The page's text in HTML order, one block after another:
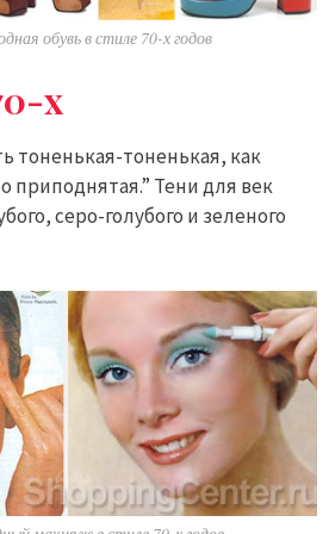
обувь в стиле 70-х годов
х
тоненькая-тоненькая, как
приподнятая.” Тени для век
серо-голубого и зеленого